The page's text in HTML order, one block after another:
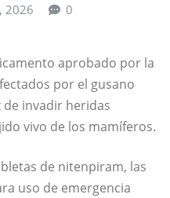
2026 0
aprobado por la
por el gusano
invadir heridas
vivo de los mamíferos.
de nitenpiram, las
uso de emergencia